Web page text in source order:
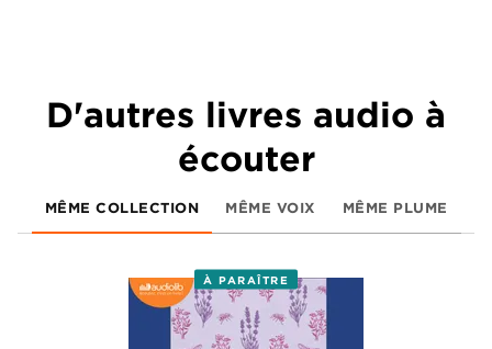
D'autres livres audio à
écouter
MÊME COLLECTION MÊME VOIX MÊME PLUME
À PARAÎTRE